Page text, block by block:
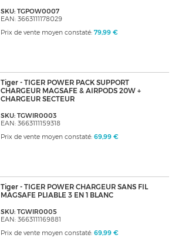
SKU: TGPOW0007
EAN: 3663111178029
Prix de vente moyen constaté: 79,99 €
Tiger - TIGER POWER PACK SUPPORT
CHARGEUR MAGSAFE & AIRPODS 20W +
CHARGEUR SECTEUR
SKU: TGWIR0003
EAN: 3663111159318
Prix de vente moyen constaté: 69,99 €
Tiger - TIGER POWER CHARGEUR SANS FIL
MAGSAFE PLIABLE 3 EN 1 BLANC
SKU: TGWIR0005
EAN: 3663111169881
Prix de vente moyen constaté: 69,99 €